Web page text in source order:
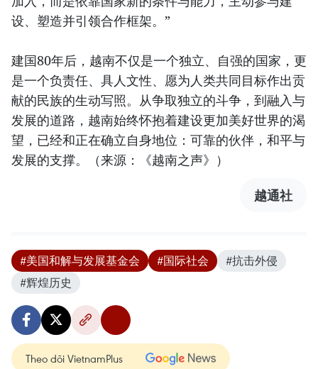
设、塑造并引领合作框架。”
建国80年后，越南不仅是一个独立、自强的国家，更
是一个负责任、具人文性、愿为人类共同目标作出贡
献的民族的生动写照。从争取独立的斗争，到融入与
发展的道路，越南始终怀抱着建设更加美好世界的渴
望，已经和正在确立自身地位：可靠的伙伴，和平与
发展的支撑。（来源：《越南之声》）
越通社
#美国和解与发展基金会 #国际社会
#抗击外侵
#辉煌历史
Theo dõi VietnamPlus